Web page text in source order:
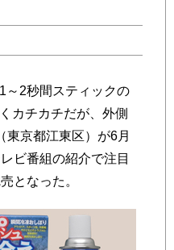
2秒間スティックの
カチカチだが、外側
京都江東区）が6月
ビ番組の紹介で注目
となった。